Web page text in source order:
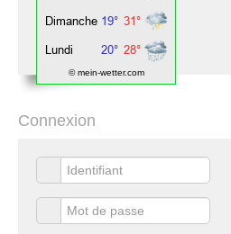
© mein-wetter.com
Connexion